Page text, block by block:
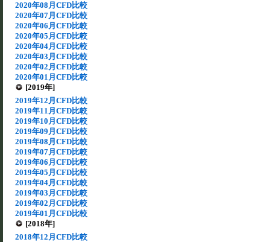
2020年08月CFD比較
2020年07月CFD比較
2020年06月CFD比較
2020年05月CFD比較
2020年04月CFD比較
2020年03月CFD比較
2020年02月CFD比較
2020年01月CFD比較
[2019年]
2019年12月CFD比較
2019年11月CFD比較
2019年10月CFD比較
2019年09月CFD比較
2019年08月CFD比較
2019年07月CFD比較
2019年06月CFD比較
2019年05月CFD比較
2019年04月CFD比較
2019年03月CFD比較
2019年02月CFD比較
2019年01月CFD比較
[2018年]
2018年12月CFD比較